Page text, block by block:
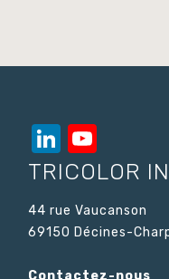
LinkedIn
TRICOLOR
44 rue Vaucanson
69150 Décines-